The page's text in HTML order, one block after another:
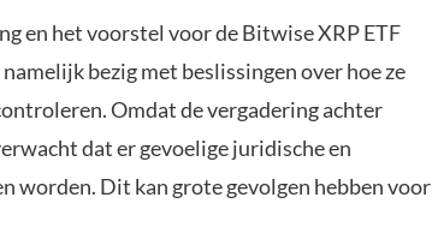
en het voorstel voor de Bitwise XRP ETF
bezig met beslissingen over hoe ze
Omdat de vergadering achter
dat er gevoelige juridische en
worden. Dit kan grote gevolgen hebben voor